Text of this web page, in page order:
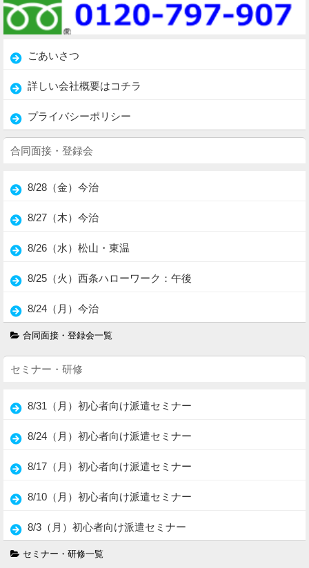
ごあいさつ
詳しい会社概要はコチラ
プライバシーポリシー
合同面接・登録会
8/28（金）今治
8/27（木）今治
8/26（水）松山・東温
8/25（火）西条ハローワーク：午後
8/24（月）今治
合同面接・登録会一覧
セミナー・研修
8/31（月）初心者向け派遣セミナー
8/24（月）初心者向け派遣セミナー
8/17（月）初心者向け派遣セミナー
8/10（月）初心者向け派遣セミナー
8/3（月）初心者向け派遣セミナー
セミナー・研修一覧